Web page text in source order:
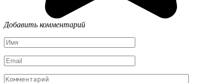
Добавить комментарий
Имя
*
Email
*
Комментарий